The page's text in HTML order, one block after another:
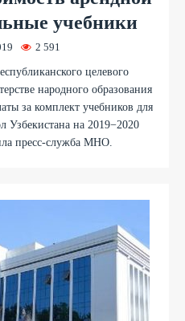
учебники
2 591
целевого
народного образования
за комплект учебников для
Узбекистана на 2019−2020
пресс-служба МНО.